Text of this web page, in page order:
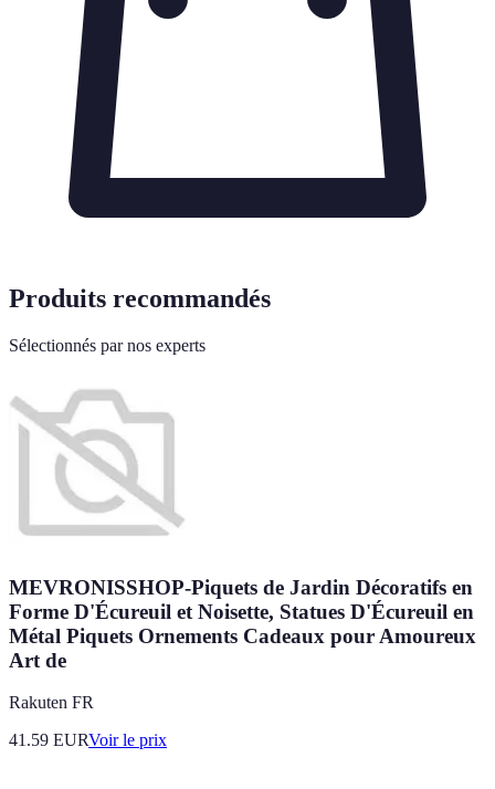
Produits recommandés
Sélectionnés par nos experts
MEVRONISSHOP-Piquets de Jardin Décoratifs en
Forme D'Écureuil et Noisette, Statues D'Écureuil en
Métal Piquets Ornements Cadeaux pour Amoureux
Art de
Rakuten FR
41.59 EURVoir le prix